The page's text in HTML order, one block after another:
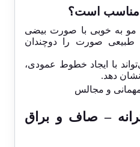
مناسب است؟
مو به خوبی با صورت بیضی
طبیعی صورت را دوچندان
با ایجاد خطوط عمودی،
دهد.
و مجالس
– صاف و براق